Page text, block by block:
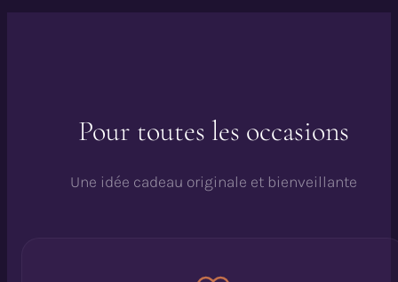
Pour toutes les occasions
Une idée cadeau originale et bienveillante